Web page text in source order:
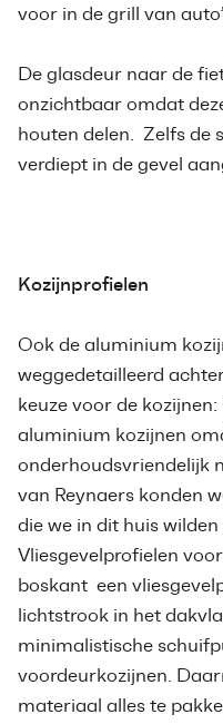
voor in de grill van
De glasdeur naar de
onzichtbaar omdat
houten delen. Zelfs de
verdiept in de gevel
Kozijnprofielen
Ook de aluminium
weggedetailleerd
keuze voor de
aluminium kozijnen
onderhoudsvriendelijk
van Reynaers konden
die we in dit huis wilden
Vliesgevelprofielen
boskant een
lichtstrook in het
minimalistische
voordeurkozijnen.
materiaal alles te